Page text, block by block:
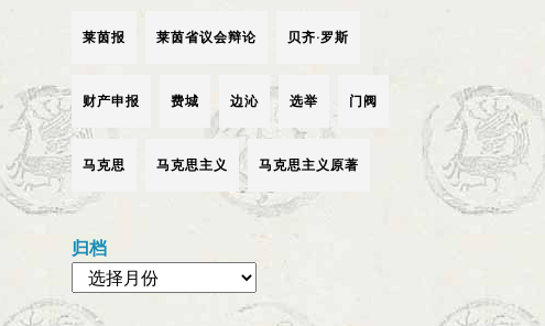
莱茵报 莱茵省议会辩论 贝齐·罗斯
财产申报 费城 边沁 选举 门阀
马克思 马克思主义 马克思主义原著
归档